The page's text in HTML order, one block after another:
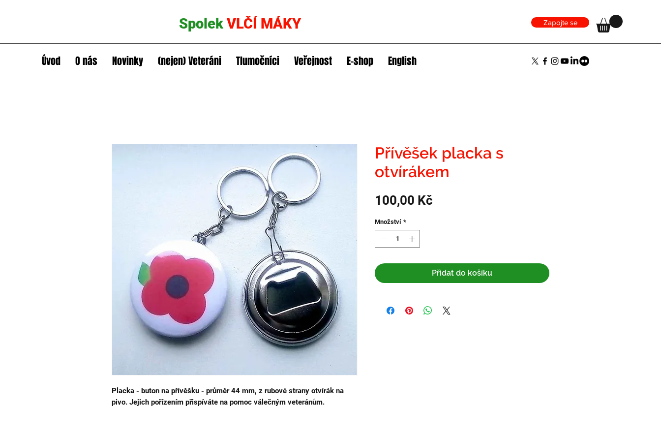
Spolek VLČÍ MÁKY Zapojte se
Úvod O nás Novinky (nejen) Veteráni Tlumočníci Veřejnost E-shop English
Placka - buton na přívěšku - průměr 44 mm, z rubové strany otvírák na
pivo. Jejich pořízením přispíváte na pomoc válečným veteránům.
Přívěšek placka s
otvírákem
100,00 Kč
Množství *
Přidat do košíku